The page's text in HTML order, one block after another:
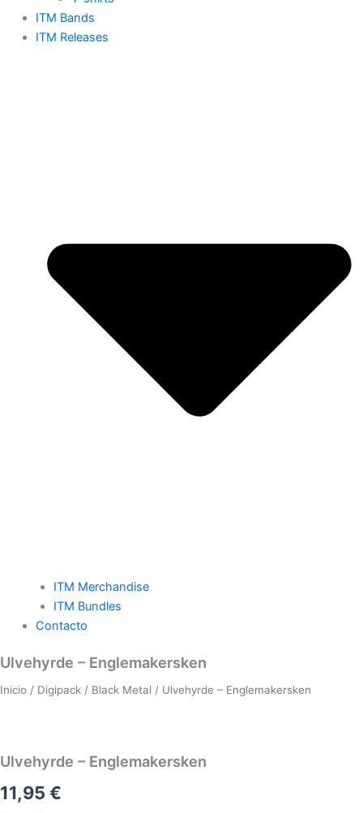
ITM Bands
ITM Releases
ITM Merchandise
ITM Bundles
Contacto
Ulvehyrde – Englemakersken
Inicio / Digipack / Black Metal / Ulvehyrde – Englemakersken
Ulvehyrde – Englemakersken
11,95 €
Ulvehyrde
Englemakersken